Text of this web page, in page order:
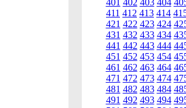
401 402 403 404
411 412 413 414
421 422 423 424
431 432 433 434
441 442 443 444
451 452 453 454
461 462 463 464
471 472 473 474
481 482 483 484
491 492 493 494